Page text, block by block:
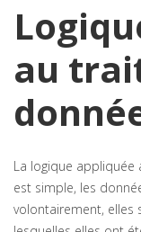
au
La logique
est simple, les
volontairement, elles